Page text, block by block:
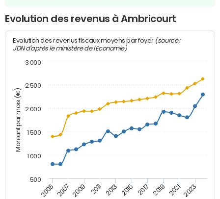
Evolution des revenus à Ambricourt
Montant par mois (€)
Evolution des revenus fiscaux moyens par foyer (source :
JDN d'après le ministère de l'Economie)
2005 2007 2009 2011 2013 2015 2017 2019 2021 2023
500
1 000
1 500
2 000
2 500
3 000